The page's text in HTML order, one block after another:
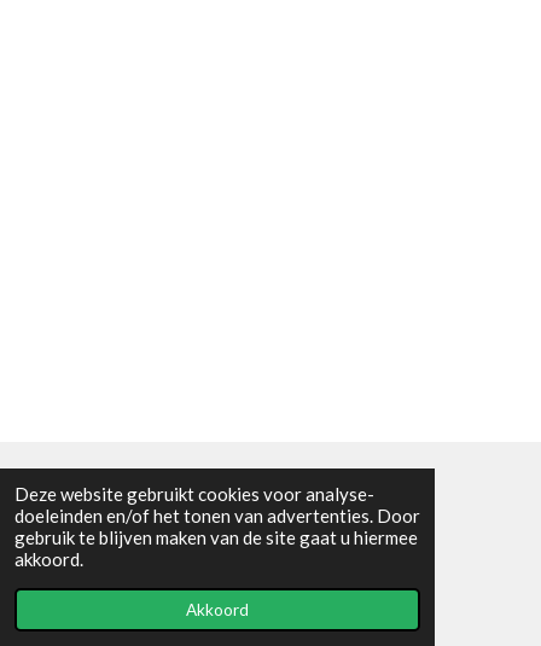
Deze website gebruikt cookies voor analyse-
doeleinden en/of het tonen van advertenties. Door
gebruik te blijven maken van de site gaat u hiermee
akkoord.
Akkoord
Algemene voorwaarden
© 2021 - RC en mineralenshop Het vlinderpad